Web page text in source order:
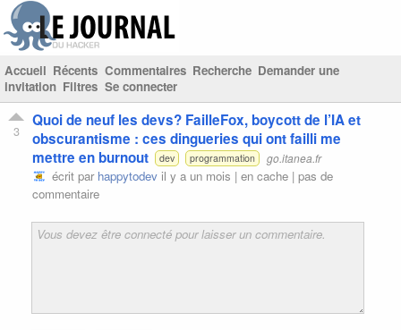
Accueil Récents Commentaires Recherche Demander une
invitation Filtres Se connecter
3
Quoi de neuf les devs? FailleFox, boycott de l’IA et
obscurantisme : ces dingueries qui ont failli me
mettre en burnout
dev programmation go.itanea.fr
écrit par happytodev il y a un mois | en cache | pas de
commentaire